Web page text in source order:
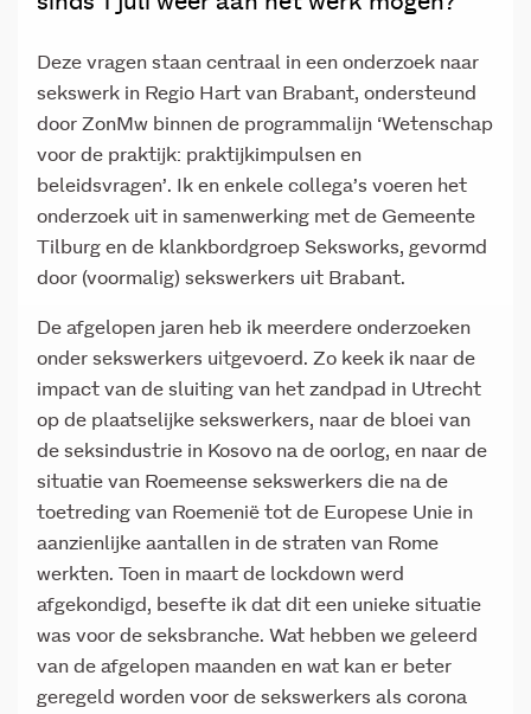
Deze vragen staan centraal in een onderzoek naar
sekswerk in Regio Hart van Brabant, ondersteund
door ZonMw binnen de programmalijn ‘Wetenschap
voor de praktijk: praktijkimpulsen en
beleidsvragen’. Ik en enkele collega’s voeren het
onderzoek uit in samenwerking met de Gemeente
Tilburg en de klankbordgroep Seksworks, gevormd
door (voormalig) sekswerkers uit Brabant.
De afgelopen jaren heb ik meerdere onderzoeken
onder sekswerkers uitgevoerd. Zo keek ik naar de
impact van de sluiting van het zandpad in Utrecht
op de plaatselijke sekswerkers, naar de bloei van
de seksindustrie in Kosovo na de oorlog, en naar de
situatie van Roemeense sekswerkers die na de
toetreding van Roemenië tot de Europese Unie in
aanzienlijke aantallen in de straten van Rome
werkten. Toen in maart de lockdown werd
afgekondigd, besefte ik dat dit een unieke situatie
was voor de seksbranche. Wat hebben we geleerd
van de afgelopen maanden en wat kan er beter
geregeld worden voor de sekswerkers als corona